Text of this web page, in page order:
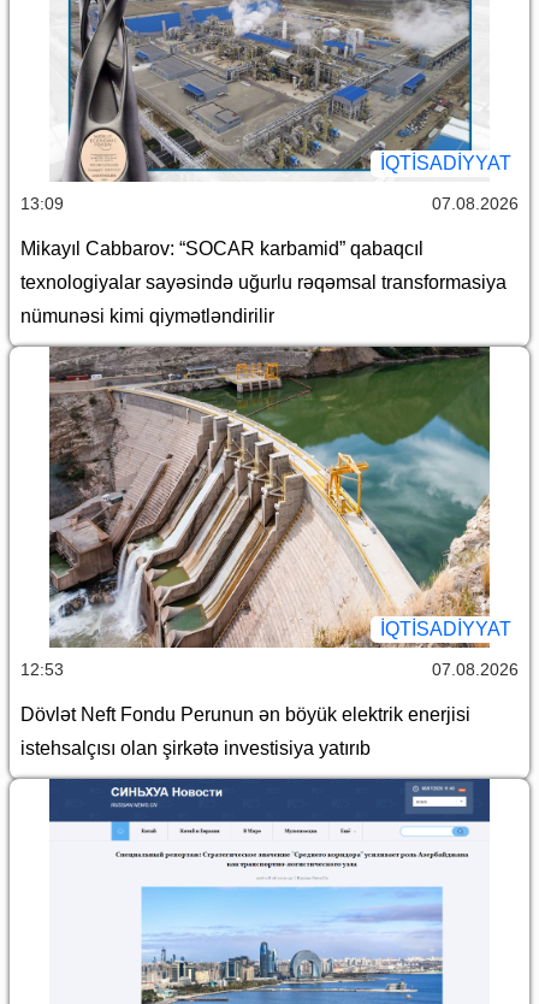
İQTİSADİYYAT
13:09 07.08.2026
Mikayıl Cabbarov: “SOCAR karbamid” qabaqcıl
texnologiyalar sayəsində uğurlu rəqəmsal transformasiya
nümunəsi kimi qiymətləndirilir
İQTİSADİYYAT
12:53 07.08.2026
Dövlət Neft Fondu Perunun ən böyük elektrik enerjisi
istehsalçısı olan şirkətə investisiya yatırıb